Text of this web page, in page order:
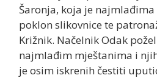
Šaronja, koja je
poklon slikovnice te
Križnik. Načelnik Odak
najmlađim mještanima i
je osim iskrenih čestiti